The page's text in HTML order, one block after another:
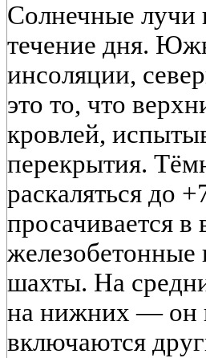
Солнечные лучи
течение дня.
инсоляции,
это то, что
кровлей,
перекрытия.
раскаляться до
просачивается в
железобетонные
шахты. На
на нижних — он
включаются